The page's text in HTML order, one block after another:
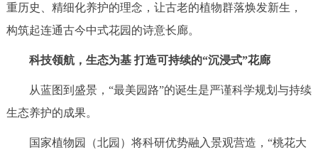
重历史、精细化养护的理念，让古老的植物群落焕发新生，
构筑起连通古今中式花园的诗意长廊。
科技领航，生态为基 打造可持续的“沉浸式”花廊
从蓝图到盛景，“最美园路”的诞生是严谨科学规划与持续
生态养护的成果。
国家植物园（北园）将科研优势融入景观营造，“桃花大